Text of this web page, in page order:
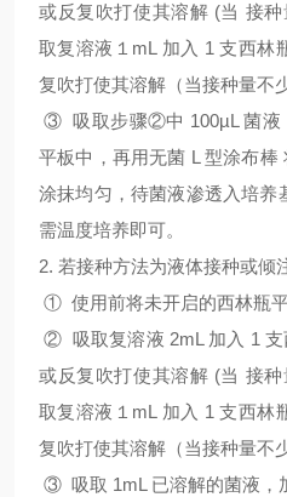
或反复吹打使其溶解 (当 接
取复溶液１mL 加入 1 支西林
复吹打使其溶解（当接种量不
③ 吸取步骤②中 100µL 菌液
平板中，再用无菌 L 型涂布棒
涂抹均匀，待菌液渗透入培养
需温度培养即可。
2. 若接种方法为液体接种或倾
① 使用前将未开启的西林瓶平
② 吸取复溶液 2mL 加入 1 支
或反复吹打使其溶解 (当 接
取复溶液１mL 加入 1 支西林
复吹打使其溶解（当接种量不
③ 吸取 1mL 已溶解的菌液，